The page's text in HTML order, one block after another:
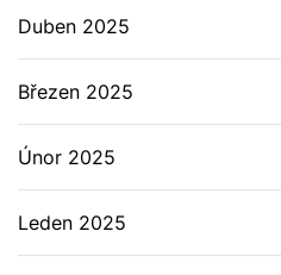
Duben 2025
Březen 2025
Únor 2025
Leden 2025